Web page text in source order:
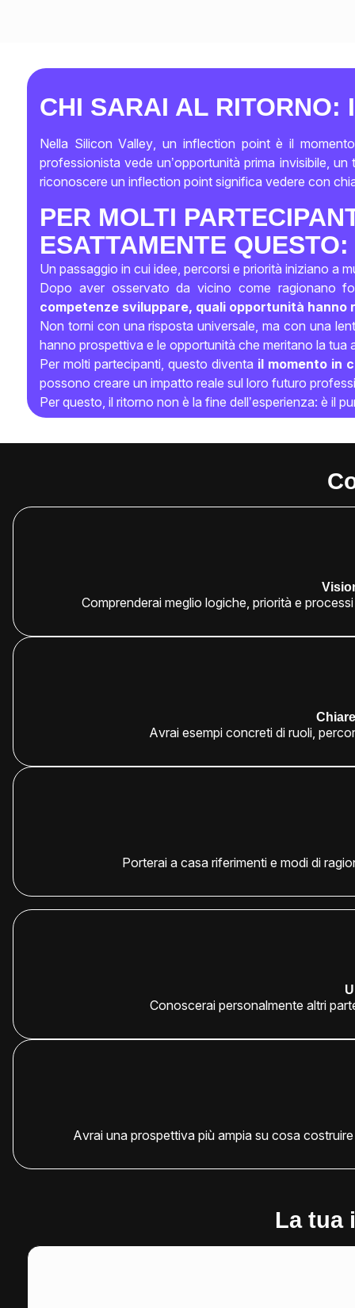
CHI SARAI AL RITORNO:
Nella Silicon Valley, un inflection point è il
professionista vede un’opportunità prima invisibile,
riconoscere un inflection point significa vedere con
PER MOLTI
ESATTAMENTE QUESTO:
Un passaggio in cui idee, percorsi e priorità iniziano a
Dopo aver osservato da vicino come ragionano
competenze sviluppare, quali opportunità
Non torni con una risposta universale, ma con una
hanno prospettiva e le opportunità che meritano la tua
Per molti partecipanti, questo diventa il momento in
possono creare un impatto reale sul loro futuro
Per questo, il ritorno non è la fine dell’esperienza: è il
Comprenderai meglio logiche, priorità e
Avrai esempi concreti di ruoli,
Porterai a casa riferimenti e modi di
Conoscerai personalmente altri
Avrai una prospettiva più ampia su cosa
La tua